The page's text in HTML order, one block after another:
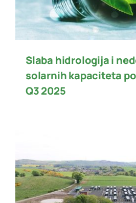
Slaba hidrologija i
solarnih kapaciteta
Q3 2025